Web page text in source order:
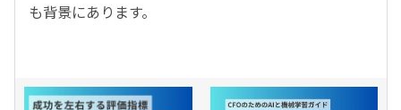
も背景にあります。